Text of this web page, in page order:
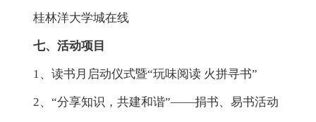
桂林洋大学城在线
七、活动项目
1、读书月启动仪式暨“玩味阅读 火拼寻书”
2、“分享知识，共建和谐”——捐书、易书活动